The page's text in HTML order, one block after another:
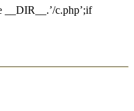
__DIR__.’/c.php’;if